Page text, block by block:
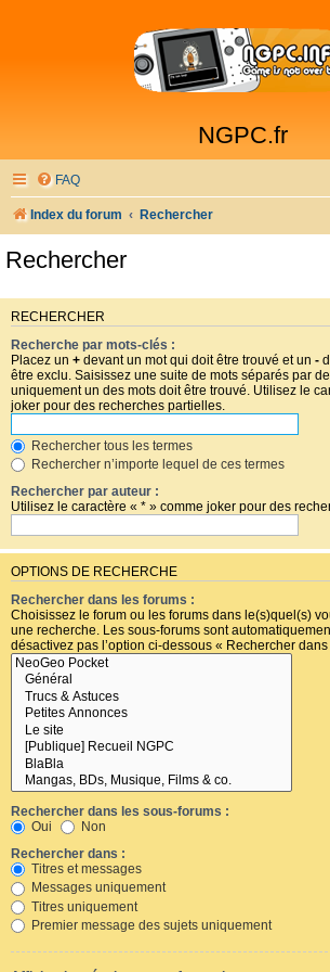
NGPC.fr
FAQ
Index du forum Rechercher
Rechercher
RECHERCHER
Recherche par mots-clés :
Placez un + devant un mot qui doit être trouvé et un -
être exclu. Saisissez une suite de mots séparés par
uniquement un des mots doit être trouvé. Utilisez le
joker pour des recherches partielles.
Rechercher tous les termes
Rechercher n’importe lequel de ces termes
Rechercher par auteur :
Utilisez le caractère « * » comme joker pour des
OPTIONS DE RECHERCHE
Rechercher dans les forums :
Choisissez le forum ou les forums dans le(s)quel(s)
une recherche. Les sous-forums sont
désactivez pas l’option ci-dessous « Rechercher dans
Rechercher dans les sous-forums :
Oui
Non
Rechercher dans :
Titres et messages
Messages uniquement
Titres uniquement
Premier message des sujets uniquement